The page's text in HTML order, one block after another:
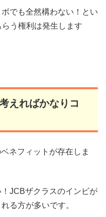
でも全然構わない！とい
う権利は発生します
えればかなりコ
ネフィットが存在しま
JCBザクラスのインビが
る方が多いです。